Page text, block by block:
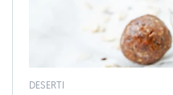
DESERTI